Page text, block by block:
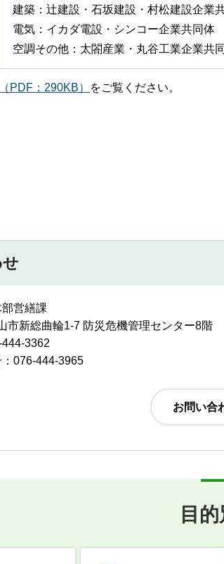
建築：辻建設・石坂建設・村松建設企業
電気：イカダ電設・シンコー企業共同体
空調その他：太閤産業・丸谷工業企業共
PDF：290KB） をご覧ください。
営繕課
市新総曲輪1-7 防災危機管理センター8階
3362
076-444-3965
目